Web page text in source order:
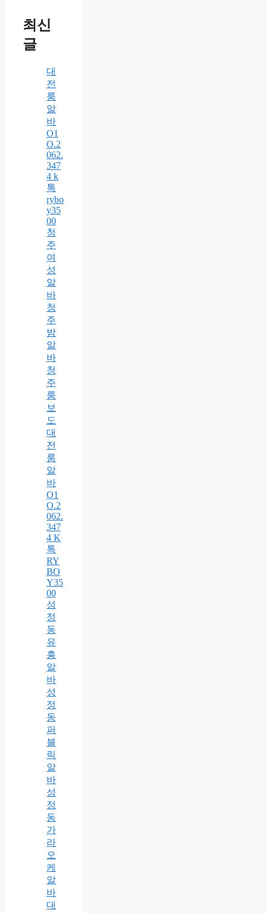
최신
글
대
전
룸
알
바
O1
O.2
062.
347
4 k
톡
rybo
y35
00
청
주
여
성
알
바
청
주
밤
알
바
청
주
룸
보
도
대
전
룸
알
바
O1
O.2
062.
347
4 K
톡
RY
BO
Y35
00
성
정
동
유
흥
알
바
성
정
동
퍼
블
릭
알
바
성
정
동
가
라
오
케
알
바
대